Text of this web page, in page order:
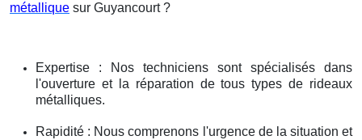
métallique sur Guyancourt ?
Expertise : Nos techniciens sont spécialisés dans
l'ouverture et la réparation de tous types de rideaux
métalliques.
Rapidité : Nous comprenons l'urgence de la situation et